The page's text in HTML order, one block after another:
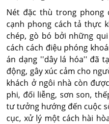
Nét đặc thù trong phong
cạnh phong cách tả thực
chép, gò bó bởi những
cách cách điệu phóng
án dạng ''dây lá hóa'' đã
động, gây xúc cảm cho
khách ở ngôi nhà còn
phi, đối liễng, sơn son,
tư tưởng hướng đến cuộc
cục, xử lý một cách hài